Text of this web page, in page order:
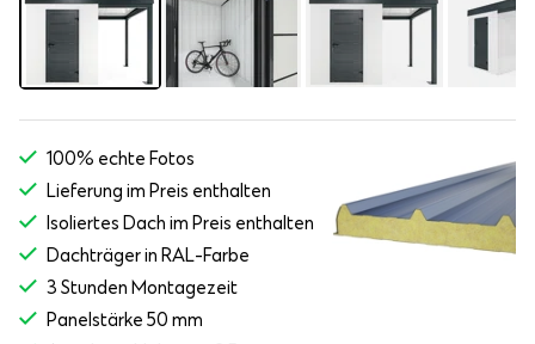
100% echte Fotos
Lieferung im Preis enthalten
Isoliertes Dach im Preis enthalten
Dachträger in RAL-Farbe
3 Stunden Montagezeit
Panelstärke 50 mm